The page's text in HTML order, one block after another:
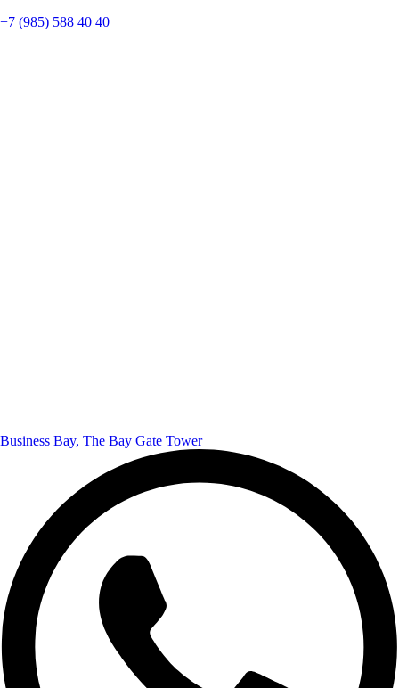
+7 (985) 588 40 40
Business Bay, The Bay Gate Tower